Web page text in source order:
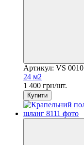
Артикул: VS 0010
24 м2
1 400 грн/шт.
Купити